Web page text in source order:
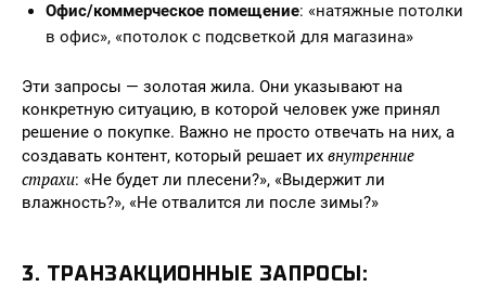
Офис/коммерческое помещение: «натяжные потолки
в офис», «потолок с подсветкой для магазина»
Эти запросы — золотая жила. Они указывают на
конкретную ситуацию, в которой человек уже принял
решение о покупке. Важно не просто отвечать на них, а
создавать контент, который решает их внутренние
страхи: «Не будет ли плесени?», «Выдержит ли
влажность?», «Не отвалится ли после зимы?»
3. ТРАНЗАКЦИОННЫЕ ЗАПРОСЫ: